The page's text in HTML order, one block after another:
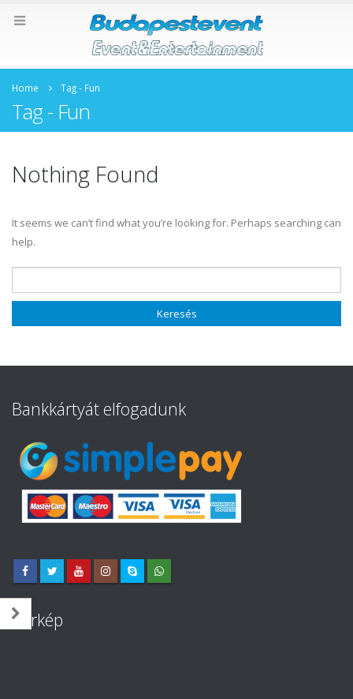
Home Tag - Fun
Tag - Fun
Nothing Found
It seems we can’t find what you’re looking for. Perhaps searching can
help.
Bankkártyát elfogadunk
Térkép